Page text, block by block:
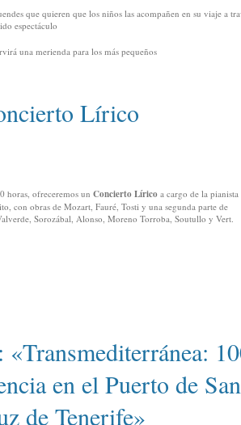
que quieren que los niños las acompañen en su viaje a
espectáculo
una merienda para los más pequeños
Lírico
horas, ofreceremos unConcierto Lírico a cargo de la pianista
con obras de Mozart, Fauré, Tosti y una segunda parte de
Sorozábal, Alonso, Moreno Torroba, Soutullo y Vert.
«Transmediterránea:
en el Puerto de
de Tenerife»